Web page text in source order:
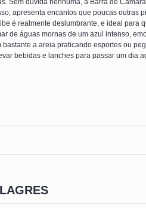
Sem dúvida nenhuma, a Barra de
apresenta encantos que poucas outras
é realmente deslumbrante, e ideal para
de águas mornas de um azul intenso,
a areia praticando esportes ou
bebidas e lanches para passar um dia